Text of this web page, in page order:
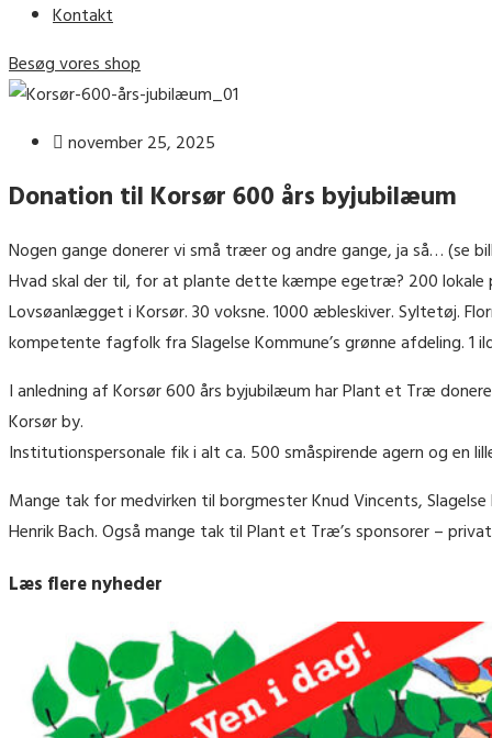
Kontakt
Besøg vores shop
november 25, 2025
Donation til Korsør 600 års byjubilæum
Nogen gange donerer vi små træer og andre gange, ja så… (se
Hvad skal der til, for at plante dette kæmpe egetræ? 200 lokale
Lovsøanlægget i Korsør. 30 voksne. 1000 æbleskiver. Syltetøj.
kompetente fagfolk fra Slagelse Kommune’s grønne afdeling. 1
I anledning af Korsør 600 års byjubilæum har Plant et Træ
Korsør by.
Institutionspersonale fik i alt ca. 500 småspirende agern og en
Mange tak for medvirken til borgmester Knud Vincents,
Henrik Bach. Også mange tak til Plant et Træ’s sponsorer –
Læs flere nyheder